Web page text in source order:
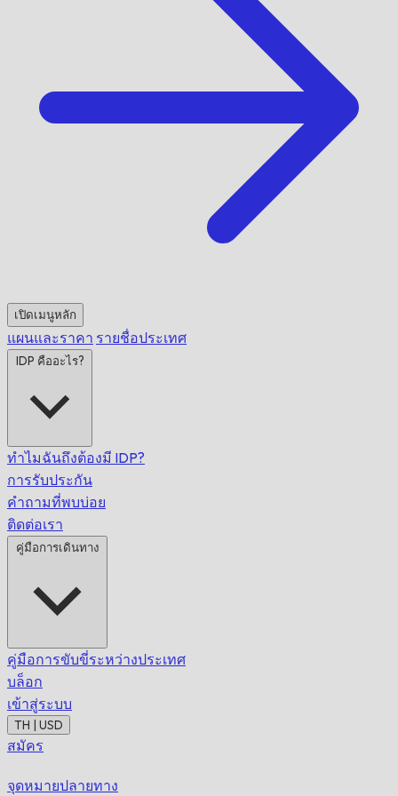
เปิดเมนูหลัก
แผนและราคา รายชื่อประเทศ
IDP คืออะไร?
ทำไมฉันถึงต้องมี IDP?
การรับประกัน
คำถามที่พบบ่อย
ติดต่อเรา
คู่มือการเดินทาง
คู่มือการขับขี่ระหว่างประเทศ
บล็อก
เข้าสู่ระบบ
TH | USD
สมัคร
จุดหมายปลายทาง